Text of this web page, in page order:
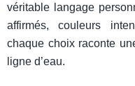
véritable langage
affirmés, couleurs
chaque choix raconte
ligne d’eau.